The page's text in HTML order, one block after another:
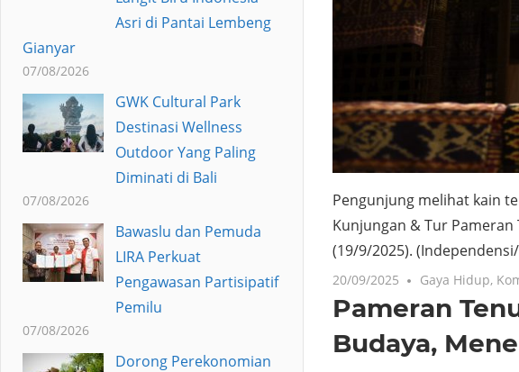
Pengunjung melihat kain
Kunjungan & Tur Pameran
(19/9/2025).
20/09/2025 Gaya Hidup,
Pameran
Budaya,
Asri di Pantai Lembeng
Gianyar
07/08/2026
GWK Cultural Park
Destinasi Wellness
Outdoor Yang Paling
Diminati di Bali
07/08/2026
Bawaslu dan Pemuda
LIRA Perkuat
Pengawasan Partisipatif
Pemilu
07/08/2026
Dorong Perekonomian